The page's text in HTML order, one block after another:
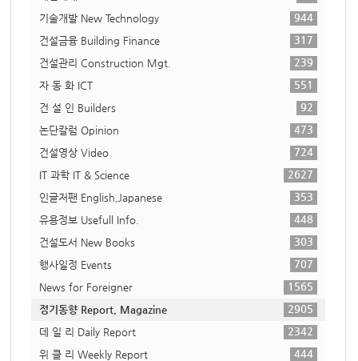
기술개발 New Technology
944
건설금융 Building Finance
317
건설관리 Construction Mgt.
239
자 동 화 ICT
551
건 설 인 Builders
92
논단칼럼 Opinion
473
건설영상 Video
724
IT 과학 IT & Science
2627
인글저팬 English,Japanese
353
유용정보 Usefull Info.
448
건설도서 New Books
303
행사일정 Events
707
News for Foreigner
1565
정기동향 Report, Magazine
2905
데 일 리 Daily Report
2342
위 클 리 Weekly Report
444